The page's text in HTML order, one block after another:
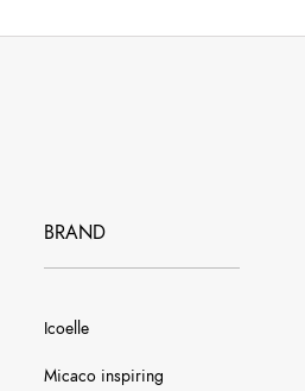
BRAND
Icoelle
Micaco inspiring